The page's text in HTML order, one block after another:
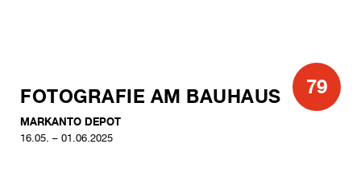
79
FOTOGRAFIE AM BAUHAUS
MARKANTO DEPOT
16.05. – 01.06.2025